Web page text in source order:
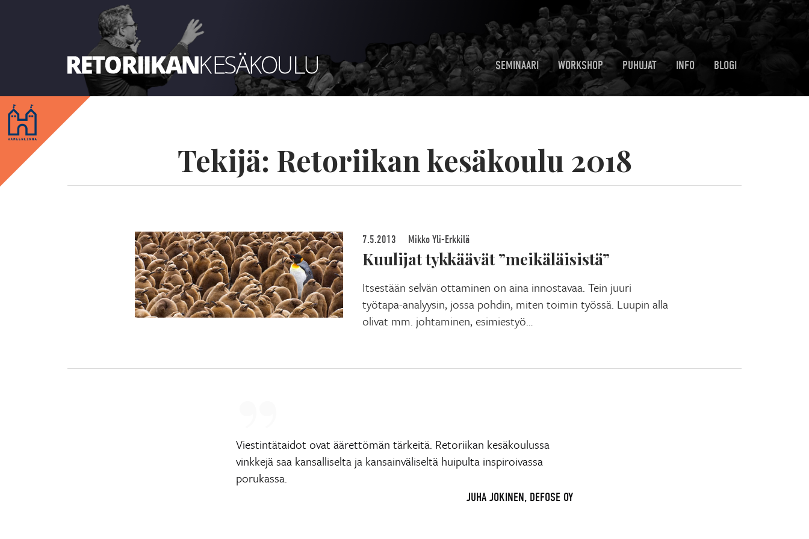
SEMINAARI WORKSHOP PUHUJAT INFO BLOGI
Tekijä: Retoriikan kesäkoulu 2018
7.5.2013 Mikko Yli-Erkkilä
Kuulijat tykkäävät ”meikäläisistä”
Itsestään selvän ottaminen on aina innostavaa. Tein juuri
työtapa-analyysin, jossa pohdin, miten toimin työssä. Luupin alla
olivat mm. johtaminen, esimiestyö…
Viestintätaidot ovat äärettömän tärkeitä. Retoriikan kesäkoulussa
vinkkejä saa kansalliselta ja kansainväliseltä huipulta inspiroivassa
porukassa.
JUHA JOKINEN, DEFOSE OY